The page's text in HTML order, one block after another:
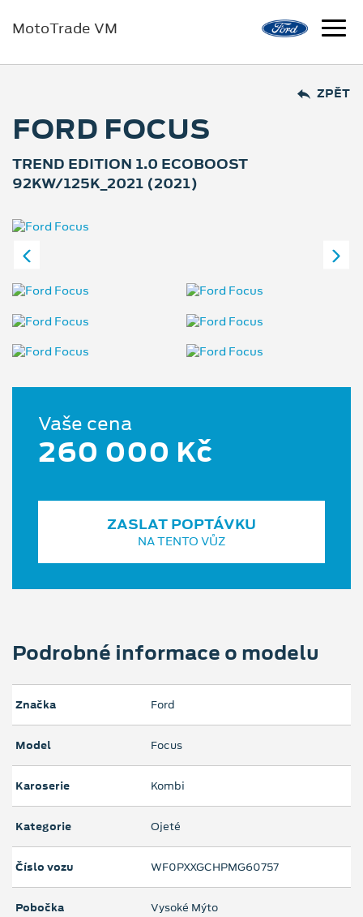
MotoTrade VM
ZPĚT
FORD FOCUS
TREND EDITION 1.0 ECOBOOST
92KW/125K_2021 (2021)
Vaše cena
260 000 Kč
ZASLAT POPTÁVKU
NA TENTO VŮZ
Podrobné informace o modelu
Značka Ford
Model Focus
Karoserie Kombi
Kategorie Ojeté
Číslo vozu WF0PXXGCHPMG60757
Pobočka Vysoké Mýto